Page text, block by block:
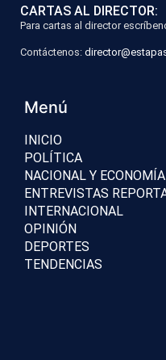
CARTAS AL DIRECTOR:
Para cartas al director
Contáctenos:
Menú
INICIO
POLÍTICA
NACIONAL Y ECONOMÍA
ENTREVISTAS
INTERNACIONAL
OPINIÓN
DEPORTES
TENDENCIAS